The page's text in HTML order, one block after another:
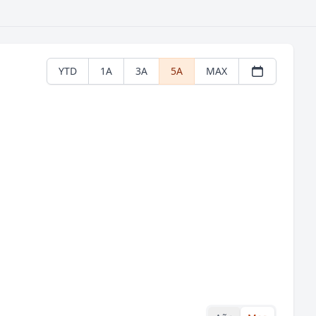
YTD 1A 3A 5A MAX